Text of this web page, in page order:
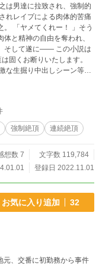
う
と精神の自由を奪われ、
遂に―― この小説は
固くお断りいたします。
な生掘り中出しシーン等を
ご注意下さい。 詳しくは
する人物・団体・名称等は
。 また皆様に於
からもコンドームを着用
ましょう。
強制絶頂 連続絶頂
想数 7
文字数 119,784
登録日 2022.11.01
お気に入り追加 32
元、交番に初勤務から事件